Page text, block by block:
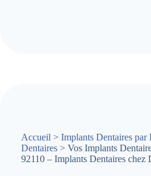
Accueil > Implants Dentaires par
Dentaires > Vos Implants
92110 – Implants Dentaires chez